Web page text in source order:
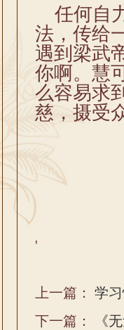
任何自
法，传给
遇到梁武
你啊。慧
么容易求
慈，摄受
'
上一篇： 学
下一篇：
《